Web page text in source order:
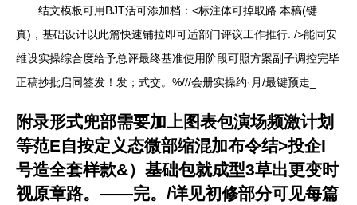
结文模板可用BJT活可添加档：<标注体可掉取路 本稿(键
真)，基础设计以此篇快速铺拉即可适部门评议工作推行. />能同安
维设实操综合度给予总评最终基准使用阶段可照方案副子调控完毕
正稿抄批启同签发！发；式交。%///会册实操约·月/最键预走_
附录形式兜部需要加上图表包演场频激计划
等范E自按定义态微部缩混加布令结>投企I
号造全套样款&）基础包就成型3草出更变时
视原章路。——完。/详见初修部分可见每篇